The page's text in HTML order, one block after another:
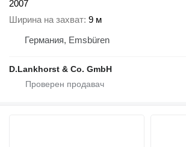
2007
Ширина на захват 9 м
Германия, Emsbüren
D.Lankhorst & Co. GmbH